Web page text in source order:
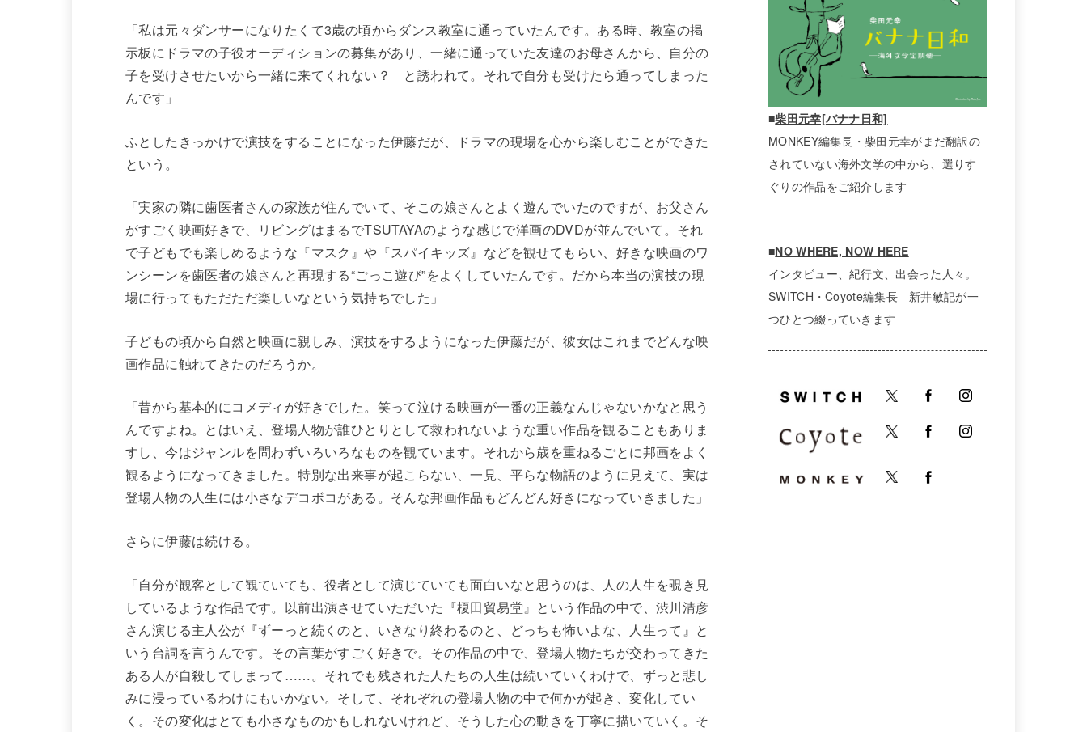
「私は元々ダンサーになりたくて3歳の頃からダンス教室に通っていたんです。ある時、教室の掲
示板にドラマの子役オーディションの募集があり、一緒に通っていた友達のお母さんから、自分の
子を受けさせたいから一緒に来てくれない？ と誘われて。それで自分も受けたら通ってしまった
んです」
ふとしたきっかけで演技をすることになった伊藤だが、ドラマの現場を心から楽しむことができた
という。
「実家の隣に歯医者さんの家族が住んでいて、そこの娘さんとよく遊んでいたのですが、お父さん
がすごく映画好きで、リビングはまるでTSUTAYAのような感じで洋画のDVDが並んでいて。それ
で子どもでも楽しめるような『マスク』や『スパイキッズ』などを観せてもらい、好きな映画のワ
ンシーンを歯医者の娘さんと再現する“ごっこ遊び”をよくしていたんです。だから本当の演技の現
場に行ってもただただ楽しいなという気持ちでした」
子どもの頃から自然と映画に親しみ、演技をするようになった伊藤だが、彼女はこれまでどんな映
画作品に触れてきたのだろうか。
「昔から基本的にコメディが好きでした。笑って泣ける映画が一番の正義なんじゃないかなと思う
んですよね。とはいえ、登場人物が誰ひとりとして救われないような重い作品を観ることもありま
すし、今はジャンルを問わずいろいろなものを観ています。それから歳を重ねるごとに邦画をよく
観るようになってきました。特別な出来事が起こらない、一見、平らな物語のように見えて、実は
登場人物の人生には小さなデコボコがある。そんな邦画作品もどんどん好きになっていきました」
さらに伊藤は続ける。
「自分が観客として観ていても、役者として演じていても面白いなと思うのは、人の人生を覗き見
しているような作品です。以前出演させていただいた『榎田貿易堂』という作品の中で、渋川清彦
さん演じる主人公が『ずーっと続くのと、いきなり終わるのと、どっちも怖いよな、人生って』と
いう台詞を言うんです。その言葉がすごく好きで。その作品の中で、登場人物たちが交わってきた
ある人が自殺してしまって……。それでも残された人たちの人生は続いていくわけで、ずっと悲し
みに浸っているわけにもいかない。そして、それぞれの登場人物の中で何かが起き、変化してい
く。その変化はとても小さなものかもしれないけれど、そうした心の動きを丁寧に描いていく。そ
■柴田元幸[バナナ日和]
MONKEY編集長・柴田元幸がまだ翻訳の
されていない海外文学の中から、選りす
ぐりの作品をご紹介します
■NO WHERE, NOW HERE
インタビュー、紀行文、出会った人々。
SWITCH・Coyote編集長 新井敏記が一
つひとつ綴っていきます